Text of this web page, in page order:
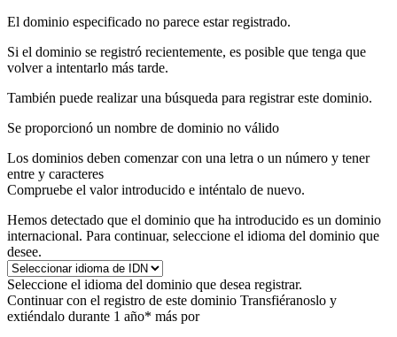
El dominio especificado no parece estar registrado.
Si el dominio se registró recientemente, es posible que tenga que
volver a intentarlo más tarde.
También puede realizar una búsqueda para registrar este dominio.
Se proporcionó un nombre de dominio no válido
Los dominios deben comenzar con una letra o un número y tener
entre y caracteres
Compruebe el valor introducido e inténtalo de nuevo.
Hemos detectado que el dominio que ha introducido es un dominio
internacional. Para continuar, seleccione el idioma del dominio que
desee.
Seleccione el idioma del dominio que desea registrar.
Continuar con el registro de este dominio Transfiéranoslo y
extiéndalo durante 1 año* más por